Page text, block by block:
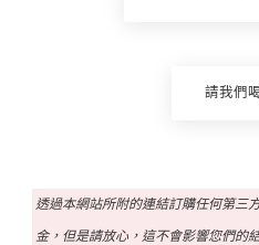
請我們
透過本網站所附的連結訂購任何第三
金，但是請放心，這不會影響您們的